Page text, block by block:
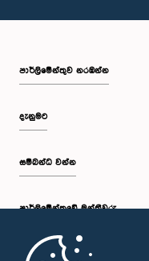
පාර්ලි‌මේන්තුව නරඹන්න
දැනුමට
සම්බන්ධ වන්න
පාර්ලි‌මේන්තුවේ මන්ත්‍රීවරු
මුල් පිටුව